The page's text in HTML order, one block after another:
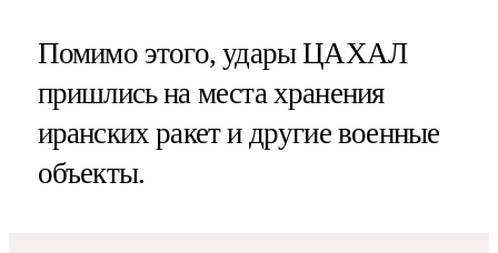
Помимо этого, удары ЦАХАЛ
пришлись на места хранения
иранских ракет и другие военные
объекты.